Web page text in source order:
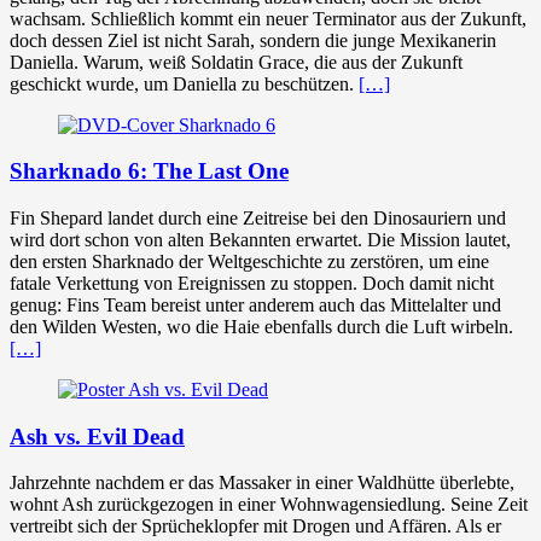
wachsam. Schließlich kommt ein neuer Terminator aus der Zukunft,
doch dessen Ziel ist nicht Sarah, sondern die junge Mexikanerin
Daniella. Warum, weiß Soldatin Grace, die aus der Zukunft
geschickt wurde, um Daniella zu beschützen. […]
Sharknado 6: The Last One
Fin Shepard landet durch eine Zeitreise bei den Dinosauriern und
wird dort schon von alten Bekannten erwartet. Die Mission lautet,
den ersten Sharknado der Weltgeschichte zu zerstören, um eine
fatale Verkettung von Ereignissen zu stoppen. Doch damit nicht
genug: Fins Team bereist unter anderem auch das Mittelalter und
den Wilden Westen, wo die Haie ebenfalls durch die Luft wirbeln.
[…]
Ash vs. Evil Dead
Jahrzehnte nachdem er das Massaker in einer Waldhütte überlebte,
wohnt Ash zurückgezogen in einer Wohnwagensiedlung. Seine Zeit
vertreibt sich der Sprücheklopfer mit Drogen und Affären. Als er